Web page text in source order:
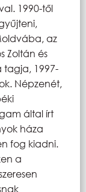
1990-től
az
Zoltán és
tagja, 1997-
Népzenét,
által írt
háza
fog kiadni.
a